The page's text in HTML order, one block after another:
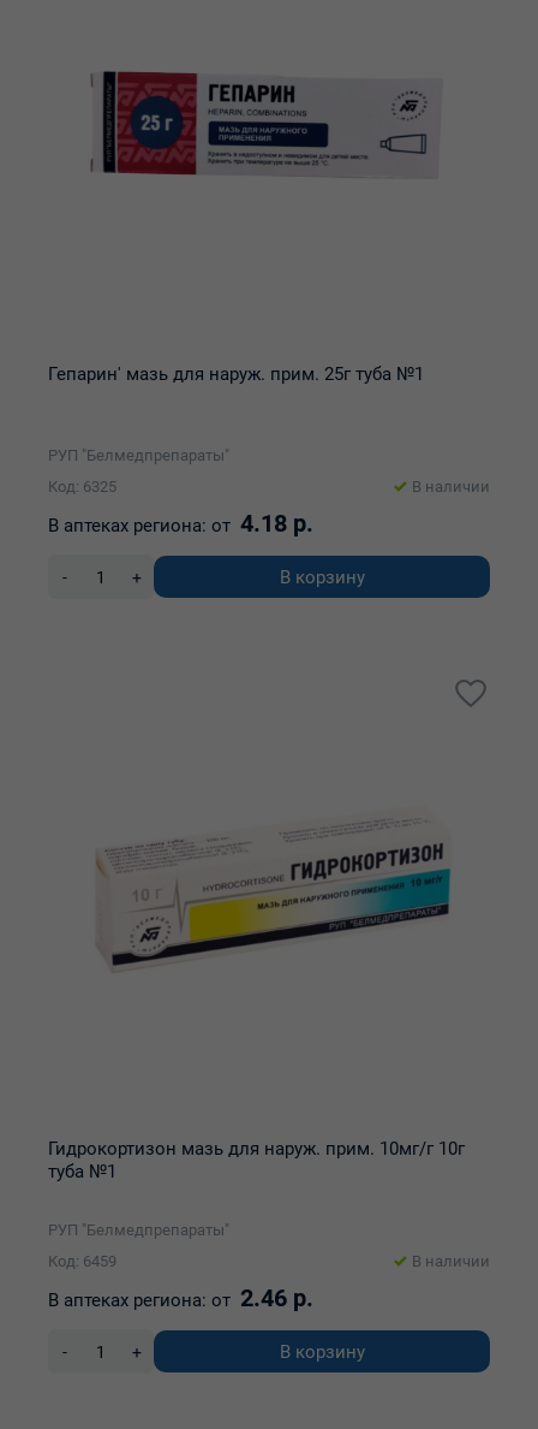
Гепарин' мазь для наруж. прим. 25г туба №1
РУП "Белмедпрепараты"
Код: 6325
В наличии
В аптеках региона: от 4.18 р.
- + В корзину
Гидрокортизон мазь для наруж. прим. 10мг/г 10г
туба №1
РУП "Белмедпрепараты"
Код: 6459
В наличии
В аптеках региона: от 2.46 р.
- + В корзину